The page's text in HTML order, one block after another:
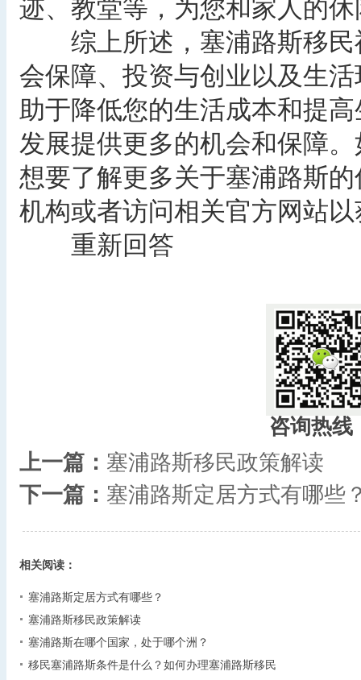
综上所述，塞浦路斯移民
会保障、投资与创业以及生
助于降低您的生活成本和提
发展提供更多的机会和保障
想要了解更多关于塞浦路斯
机构或者访问相关官方网站
重新回答
咨询热线
上一篇： 塞浦路斯移民政策解读
下一篇： 塞浦路斯定居方式有哪些
相关阅读：
塞浦路斯定居方式有哪些？
塞浦路斯移民政策解读
塞浦路斯在哪个国家，处于哪个洲？
移民塞浦路斯条件是什么？如何办理塞浦路斯移民